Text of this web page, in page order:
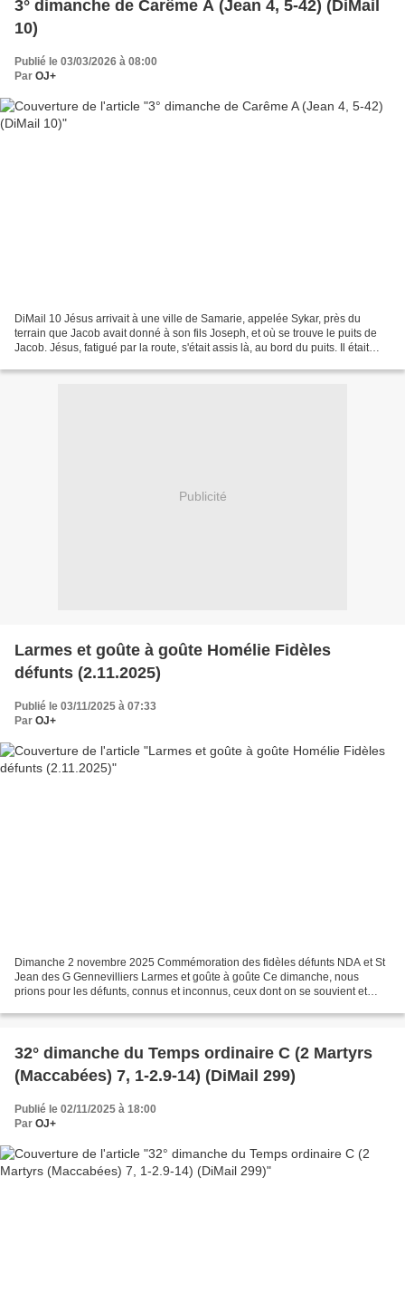
3° dimanche de Carême A (Jean 4, 5-42) (DiMail
10)
Publié le 03/03/2026 à 08:00
Par OJ+
DiMail 10 Jésus arrivait à une ville de Samarie, appelée Sykar, près du
terrain que Jacob avait donné à son fils Joseph, et où se trouve le puits de
Jacob. Jésus, fatigué par la route, s'était assis là, au bord du puits. Il était
Publicité
Larmes et goûte à goûte Homélie Fidèles
défunts (2.11.2025)
Publié le 03/11/2025 à 07:33
Par OJ+
Dimanche 2 novembre 2025 Commémoration des fidèles défunts NDA et St
Jean des G Gennevilliers Larmes et goûte à goûte Ce dimanche, nous
prions pour les défunts, connus et inconnus, ceux dont on se souvient et
32° dimanche du Temps ordinaire C (2 Martyrs
(Maccabées) 7, 1-2.9-14) (DiMail 299)
Publié le 02/11/2025 à 18:00
Par OJ+